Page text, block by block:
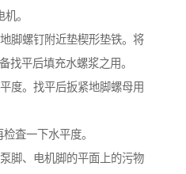
。
脚螺钉附近垫楔形垫铁。将
找平后填充水螺浆之用。
度。找平后扳紧地脚螺母用
査一下水平度。
脚、电机脚的平面上的污物